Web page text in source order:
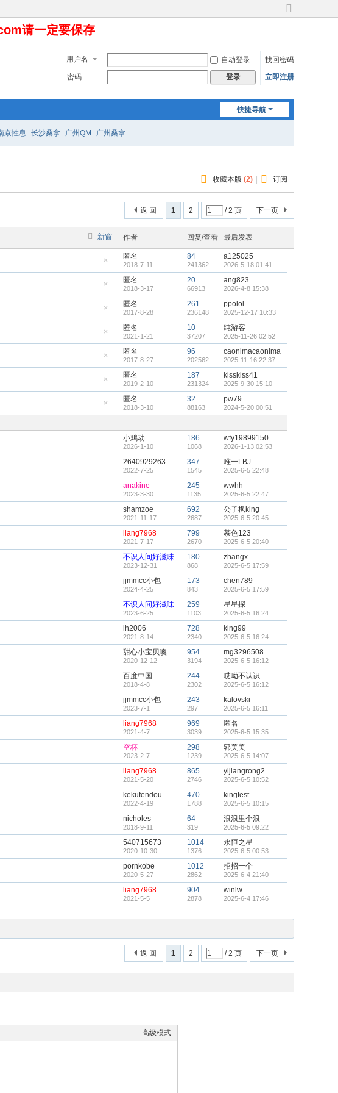
切
版
请一定要保存
用户名 自动登录
找回密码
密码
登录 立即注册
快捷导航
京性息 长沙桑拿 广州QM 广州桑拿
收藏本版 (2) 订阅
1 2 / 2 页 下一页
返 回
新窗 作者 回复/查看 最后发表
藏
置
帖
匿名
2018-7-11
84
241362
a125025
2026-5-18 01:41
藏
置
帖
匿名
2018-3-17
20
66913
ang823
2026-4-8 15:38
藏
置
帖
匿名
2017-8-28
261
236148
ppolol
2025-12-17 10:33
藏
置
帖
匿名
2021-1-21
10
37207
纯游客
2025-11-26 02:52
藏
置
帖
匿名
2017-8-27
96
202562
caonimacaonima
2025-11-16 22:37
藏
置
帖
匿名
2019-2-10
187
231324
kisskiss41
2025-9-30 15:10
藏
顶
匿名
2018-3-10
32
88163
pw79
2024-5-20 00:51
小鸡动
2026-1-10
186
1068
wfy19899150
2026-1-13 02:53
2640929263
2022-7-25
347
1545
唯一LBJ
2025-6-5 22:48
anakine
2023-3-30
245
1135
wwhh
2025-6-5 22:47
shamzoe
2021-11-17
692
2687
公子枫king
2025-6-5 20:45
liang7968
2021-7-17
799
2670
慕色123
2025-6-5 20:40
不识人间好滋味
2023-12-31
180
868
zhangx
2025-6-5 17:59
jjmmcc小包
2024-4-25
173
843
chen789
2025-6-5 17:59
不识人间好滋味
2023-6-25
259
1103
星星探
2025-6-5 16:24
lh2006
2021-8-14
728
2340
king99
2025-6-5 16:24
甜心小宝贝噢
2020-12-12
954
3194
mg3296508
2025-6-5 16:12
百度中国
2018-4-8
244
2302
哎呦不认识
2025-6-5 16:12
jjmmcc小包
2023-7-1
243
297
kalovski
2025-6-5 16:11
liang7968
2021-4-7
969
3039
匿名
2025-6-5 15:35
空杯
2023-2-7
298
1239
郭美美
2025-6-5 14:07
liang7968
2021-5-20
865
2746
yijiangrong2
2025-6-5 10:52
kekufendou
2022-4-19
470
1788
kingtest
2025-6-5 10:15
nicholes
2018-9-11
64
319
浪浪里个浪
2025-6-5 09:22
540715673
2020-10-30
1014
1376
永恒之星
2025-6-5 00:53
pornkobe
2020-5-27
1012
2862
招招一个
2025-6-4 21:40
liang7968
2021-5-5
904
2878
winlw
2025-6-4 17:46
1 2 / 2 页 下一页
返 回
高级模式